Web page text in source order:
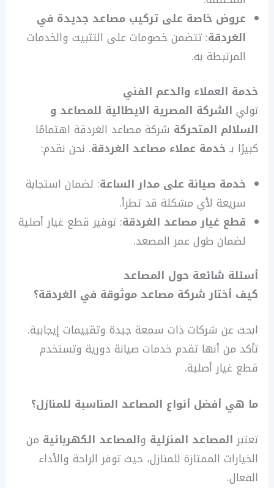
عروض خاصة على تركيب مصاعد جديدة في
الغردقة: تتضمن خصومات على التثبيت والخدمات
المرتبطة به.
خدمة العملاء والدعم الفني
تولي الشركة المصرية الايطالية للمصاعد و
السلالم المتحركة شركة مصاعد الغردقة اهتمامًا
كبيرًا بـ خدمة عملاء مصاعد الغردقة. نحن نقدم:
خدمة صيانة على مدار الساعة: لضمان استجابة
سريعة لأي مشكلة قد تطرأ.
قطع غيار مصاعد الغردقة: توفير قطع غيار أصلية
لضمان طول عمر المصعد.
أسئلة شائعة حول المصاعد
كيف أختار شركة مصاعد موثوقة في الغردقة؟
ابحث عن شركات ذات سمعة جيدة وتقييمات إيجابية.
تأكد من أنها تقدم خدمات صيانة دورية وتستخدم
قطع غيار أصلية.
ما هي أفضل أنواع المصاعد المناسبة للمنازل؟
تعتبر المصاعد المنزلية والمصاعد الكهربائية من
الخيارات الممتازة للمنازل، حيث توفر الراحة والأداء
الفعال.